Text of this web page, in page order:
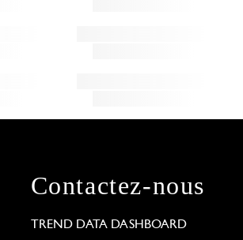
Contactez-nous
TREND DATA DASHBOARD